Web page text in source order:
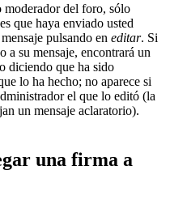
moderador del foro, sólo
que haya enviado usted
pulsando en editar. Si
a su mensaje, encontrará un
diciendo que ha sido
lo ha hecho; no aparece si
el que lo editó (la
un mensaje aclaratorio).
una firma a